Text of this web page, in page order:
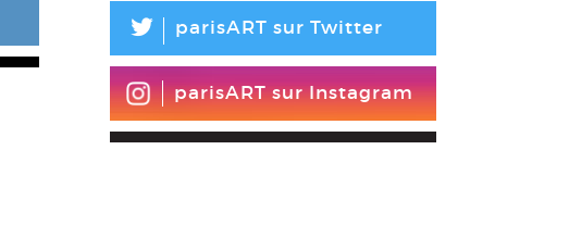
L parisART sur Twitter
parisART sur Instagram